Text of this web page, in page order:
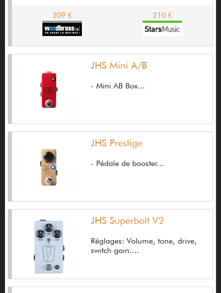
Beetronics
Behringer
Belcat
Benedetto
Benrod
Benson Amps
Bespeco
Beta Three
Beyerdynamic
Big John
BigLloyde
Bigsby
209 € 210 €
JHS Mini A/B
- Mini AB Box...
JHS Prestige
- Pédale de booster...
JHS Superbolt V2
Réglages: Volume, tone, drive,
switch gain....